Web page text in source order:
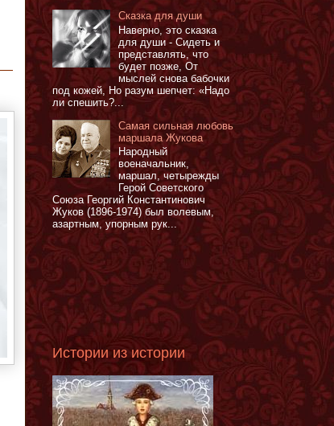
Сказка для души
Наверно, это сказка
для души - Сидеть и
представлять, что
будет позже, От
мыслей снова бабочки
под кожей, Но разум шепчет: «Надо
ли спешить?...
Самая сильная любовь
маршала Жукова
Народный
военачальник,
маршал, четырежды
Герой Советского
Союза Георгий Константинович
Жуков (1896-1974) был волевым,
азартным, упорным рук...
Истории из истории